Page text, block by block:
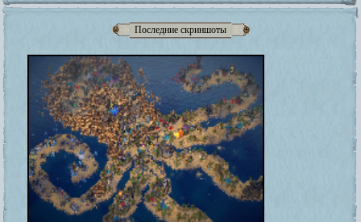
Последние скриншоты